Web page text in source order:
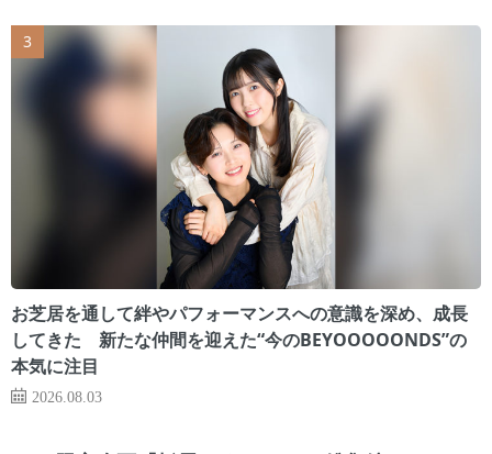
お芝居を通して絆やパフォーマンスへの意識を深め、成長
してきた 新たな仲間を迎えた“今のBEYOOOOONDS”の
本気に注目
2026.08.03